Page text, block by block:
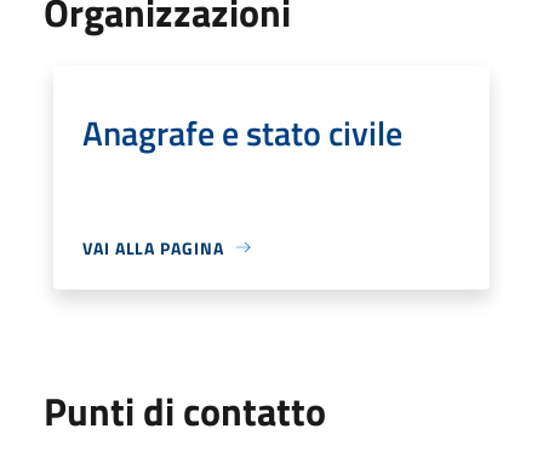
Organizzazioni
Anagrafe e stato civile
VAI ALLA PAGINA
Punti di contatto